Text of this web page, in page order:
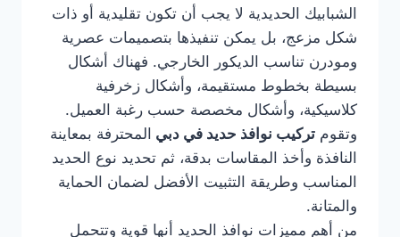
الشبابيك الحديدية لا يجب أن تكون تقليدية أو ذات
شكل مزعج، بل يمكن تنفيذها بتصميمات عصرية
ومودرن تناسب الديكور الخارجي. فهناك أشكال
بسيطة بخطوط مستقيمة، وأشكال زخرفية
كلاسيكية، وأشكال مخصصة حسب رغبة العميل.
وتقوم تركيب نوافذ حديد في دبي المحترفة بمعاينة
النافذة وأخذ المقاسات بدقة، ثم تحديد نوع الحديد
المناسب وطريقة التثبيت الأفضل لضمان الحماية
والمتانة.
من أهم مميزات نوافذ الحديد أنها قوية وتتحمل